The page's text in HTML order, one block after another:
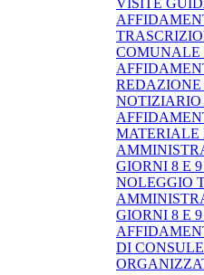
COMUNALE
MATERIALE
GIORNI 8 E
NOLEGGIO
GIORNI 8 E
DI